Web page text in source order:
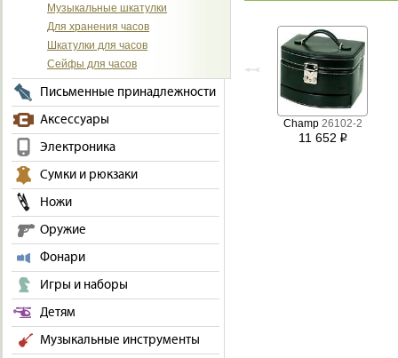
Музыкальные шкатулки
Для хранения часов
Шкатулки для часов
Сейфы для часов
Письменные принадлежности
Аксессуары
Электроника
Сумки и рюкзаки
Ножи
Оружие
Фонари
Игры и наборы
Детям
Музыкальные инструменты
Champ 26102-2
11 652 i